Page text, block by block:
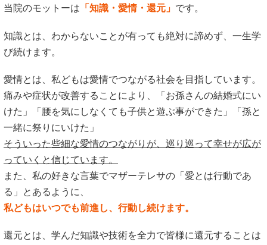
当院のモットーは 「知識・愛情・還元」 です。
知識とは、わからないことが有っても絶対に諦めず、一生学
び続けます。
愛情とは、私どもは愛情でつながる社会を目指しています。
痛みや症状が改善することにより、「お孫さんの結婚式にい
けた」「腰を気にしなくても子供と遊ぶ事ができた」「孫と
一緒に祭りにいけた」
そういった些細な愛情のつながりが、巡り巡って幸せが広が
っていくと信じています。
また、私の好きな言葉でマザーテレサの「愛とは行動であ
る」とあるように、
私どもはいつでも前進し、行動し続けます。
還元とは、学んだ知識や技術を全力で皆様に還元することは